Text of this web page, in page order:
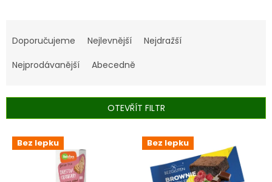
a
e
r
o
d
Doporučujeme Nejlevnější
Nejdražší
Nejprodávanější
Abecedně
OTEVŘÍT FILTR
V Bez lepku Bez lepku